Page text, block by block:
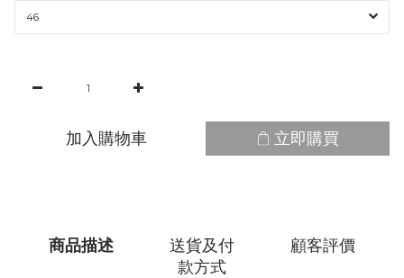
加入購物車 立即購買
商品描述
送貨及付
款方式
顧客評價